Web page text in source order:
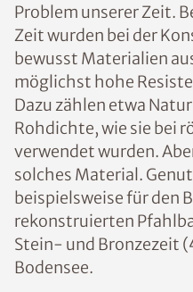
Problem unserer Zeit.
Zeit wurden bei der
bewusst Materialien
möglichst hohe
Dazu zählen etwa
Rohdichte, wie sie bei
verwendet wurden.
solches Material.
beispielsweise für den
rekonstruierten
Stein- und Bronzezeit
Bodensee.